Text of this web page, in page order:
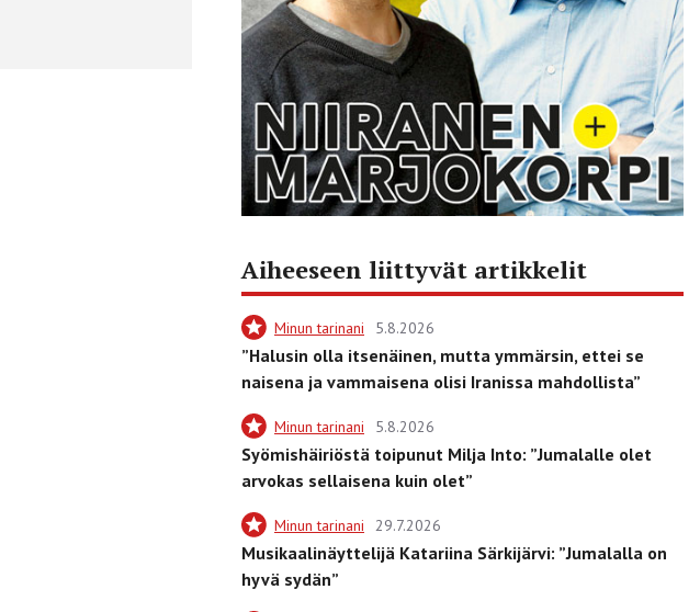
Aiheeseen liittyvät artikkelit
Minun tarinani 5.8.2026
”Halusin olla itsenäinen, mutta ymmärsin, ettei se
naisena ja vammaisena olisi Iranissa mahdollista”
Minun tarinani 5.8.2026
Syömishäiriöstä toipunut Milja Into: ”Jumalalle olet
arvokas sellaisena kuin olet”
Minun tarinani 29.7.2026
Musikaalinäyttelijä Katariina Särkijärvi: ”Jumalalla on
hyvä sydän”